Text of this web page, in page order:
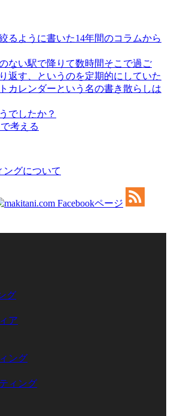
るように書いた14年間のコラムから
ない駅で降りて数時間そこで過ご
返す、というのを定期的にしていた
カレンダーという名の書き散らしは
でしたか？
考える
グ
ア
ング
ィング